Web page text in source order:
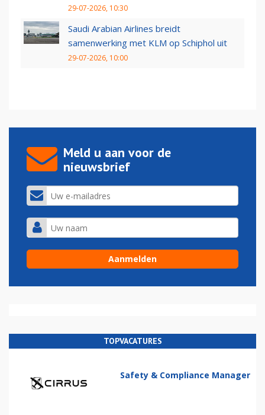
29-07-2026, 10:30
Saudi Arabian Airlines breidt
samenwerking met KLM op Schiphol uit
29-07-2026, 10:00
Meld u aan voor de
nieuwsbrief
TOPVACATURES
Safety & Compliance Manager